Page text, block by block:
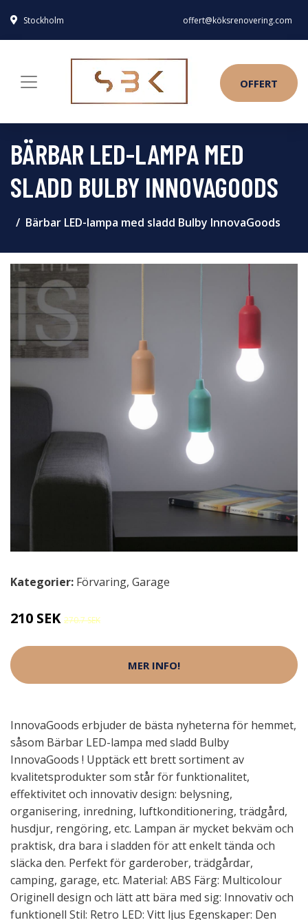
Stockholm offert@köksrenovering.com
OFFERT
BÄRBAR LED-LAMPA MED
SLADD BULBY INNOVAGOODS
Bärbar LED-lampa med sladd Bulby InnovaGoods
Kategorier: Förvaring, Garage
210 SEK 270.7 SEK
MER INFO!
InnovaGoods erbjuder de bästa nyheterna för hemmet,
såsom Bärbar LED-lampa med sladd Bulby
InnovaGoods ! Upptäck ett brett sortiment av
kvalitetsprodukter som står för funktionalitet,
effektivitet och innovativ design: belysning,
organisering, inredning, luftkonditionering, trädgård,
husdjur, rengöring, etc. Lampan är mycket bekväm och
praktisk, dra bara i sladden för att enkelt tända och
släcka den. Perfekt för garderober, trädgårdar,
camping, garage, etc. Material: ABS Färg: Multicolour
Originell design och lätt att bära med sig: Innovativ och
funktionell Stil: Retro LED: Vitt ljus Egenskaper: Den